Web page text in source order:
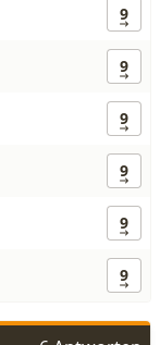
9
9
9
9
9
9